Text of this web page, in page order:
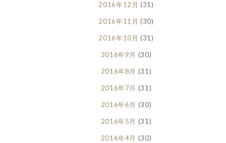
2016年12月 (31)
2016年11月 (30)
2016年10月 (31)
2016年9月 (30)
2016年8月 (31)
2016年7月 (31)
2016年6月 (30)
2016年5月 (31)
2016年4月 (30)